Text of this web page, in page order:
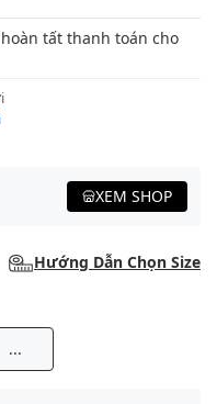
tất thanh toán cho
XEM SHOP
Hướng Dẫn Chọn Size
...